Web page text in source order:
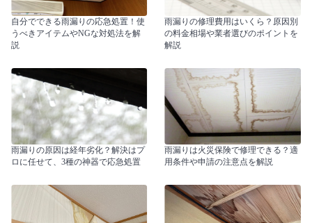
自分でできる雨漏りの応急処置！使
うべきアイテムやNGな対処法を解
説
雨漏りの修理費用はいくら？原因別
の料金相場や業者選びのポイントを
解説
雨漏りの原因は経年劣化？解決はプ
ロに任せて、3種の神器で応急処置
雨漏りは火災保険で修理できる？適
用条件や申請の注意点を解説